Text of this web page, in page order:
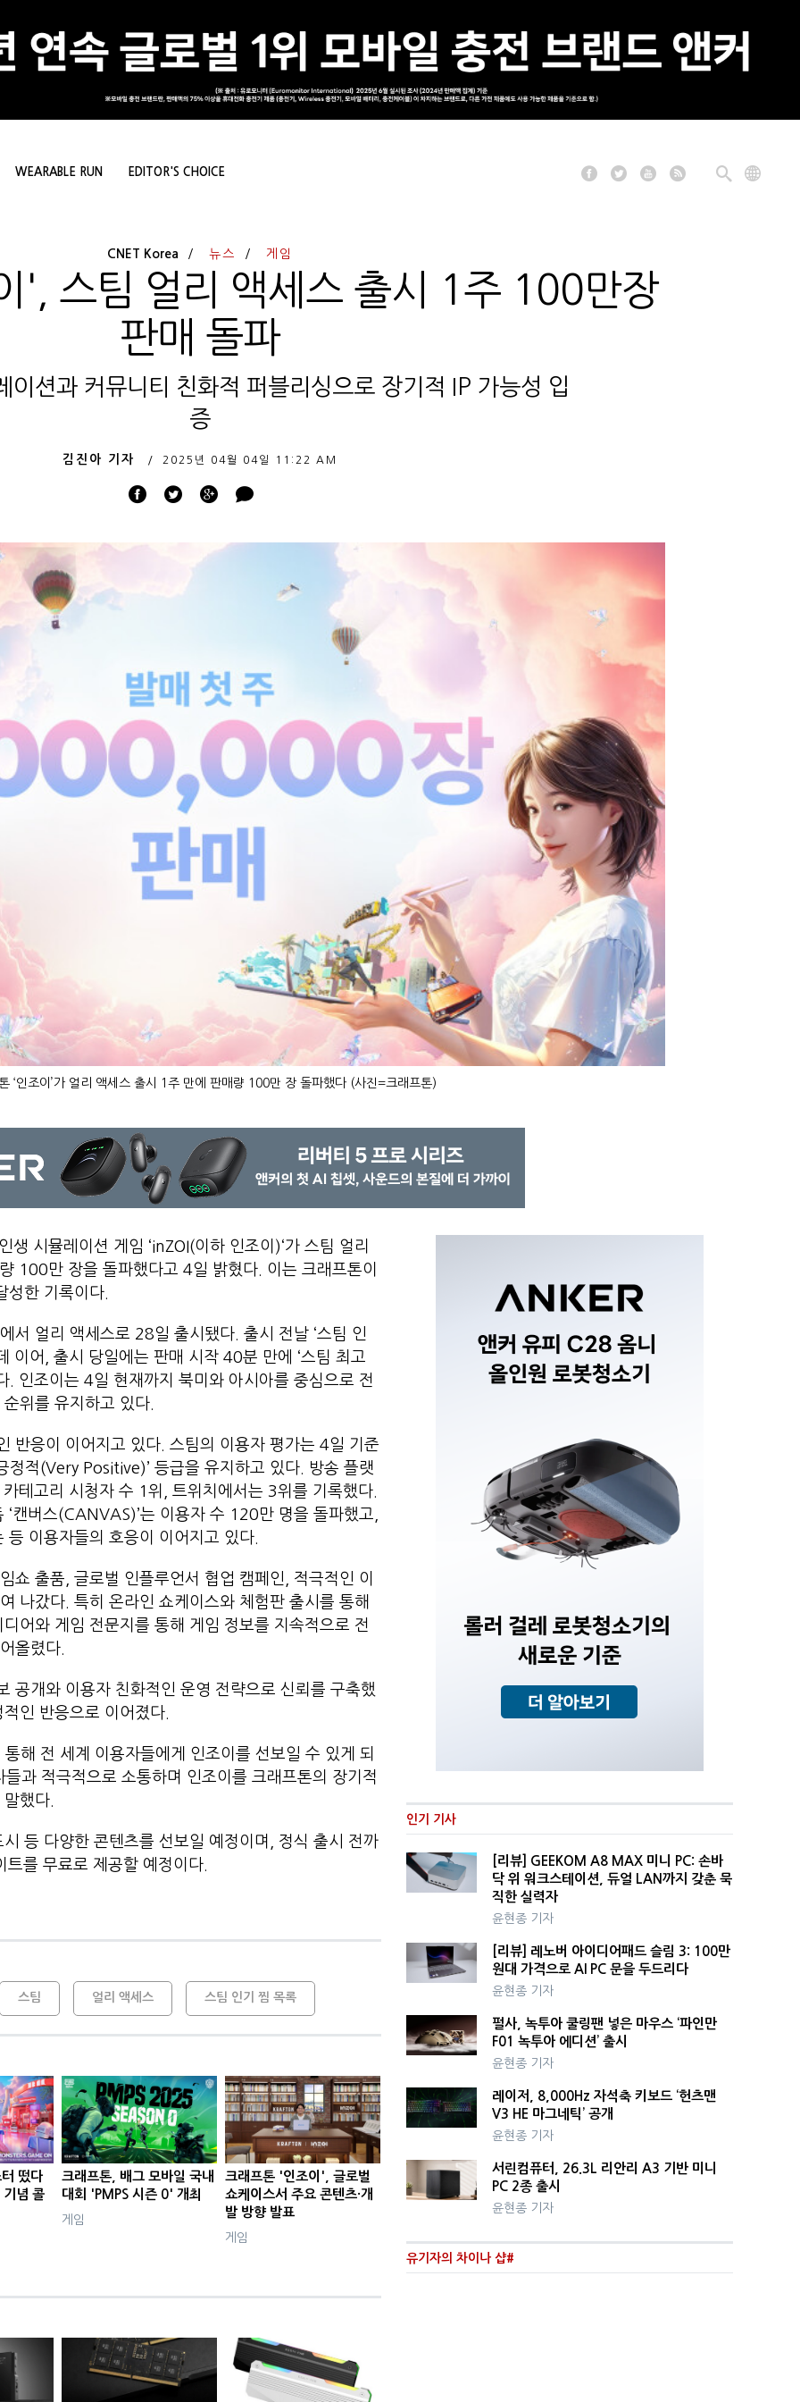
WEARABLE RUN EDITOR'S CHOICE
CNET Korea 뉴스 게임
', 스팀 얼리 액세스 출시 1주 100만장
판매 돌파
이션과 커뮤니티 친화적 퍼블리싱으로 장기적 IP 가능성 입
증
김진아 기자 2025년 04월 04일 11:22 AM
‘인조이’가 얼리 액세스 출시 1주 만에 판매량 100만 장 돌파했다 (사진=크래프톤)
시뮬레이션 게임 ‘inZOI(이하 인조이)‘가 스팀 얼리
100만 장을 돌파했다고 4일 밝혔다. 이는 크래프톤이
성한 기록이다.
서 얼리 액세스로 28일 출시됐다. 출시 전날 ‘스팀 인
이어, 출시 당일에는 판매 시작 40분 만에 ‘스팀 최고
. 인조이는 4일 현재까지 북미와 아시아를 중심으로 전
위를 유지하고 있다.
반응이 이어지고 있다. 스팀의 이용자 평가는 4일 기준
정적(Very Positive)’ 등급을 유지하고 있다. 방송 플랫
테고리 시청자 수 1위, 트위치에서는 3위를 기록했다.
캔버스(CANVAS)’는 이용자 수 120만 명을 돌파했고,
이용자들의 호응이 이어지고 있다.
쇼 출품, 글로벌 인플루언서 협업 캠페인, 적극적인 이
나갔다. 특히 온라인 쇼케이스와 체험판 출시를 통해
어와 게임 전문지를 통해 게임 정보를 지속적으로 전
올렸다.
공개와 이용자 친화적인 운영 전략으로 신뢰를 구축했
인 반응으로 이어졌다.
해 전 세계 이용자들에게 인조이를 선보일 수 있게 되
과 적극적으로 소통하며 인조이를 크래프톤의 장기적
했다.
등 다양한 콘텐츠를 선보일 예정이며, 정식 출시 전까
를 무료로 제공할 예정이다.
스팀 얼리 액세스 스팀 인기 찜 목록
떴다
기념 콜
크래프톤, 배그 모바일 국내
대회 'PMPS 시즌 0' 개최
게임
크래프톤 '인조이', 글로벌
쇼케이스서 주요 콘텐츠·개
발 방향 발표
게임
인기 기사
[리뷰] GEEKOM A8 MAX 미니 PC: 손바
닥 위 워크스테이션, 듀얼 LAN까지 갖춘 묵
직한 실력자
윤현종 기자
[리뷰] 레노버 아이디어패드 슬림 3: 100만
원대 가격으로 AI PC 문을 두드리다
윤현종 기자
펄사, 녹투아 쿨링팬 넣은 마우스 ‘파인만
F01 녹투아 에디션’ 출시
윤현종 기자
레이저, 8,000Hz 자석축 키보드 ‘헌츠맨
V3 HE 마그네틱’ 공개
윤현종 기자
서린컴퓨터, 26.3L 리안리 A3 기반 미니
PC 2종 출시
윤현종 기자
유기자의 차이나 샵#